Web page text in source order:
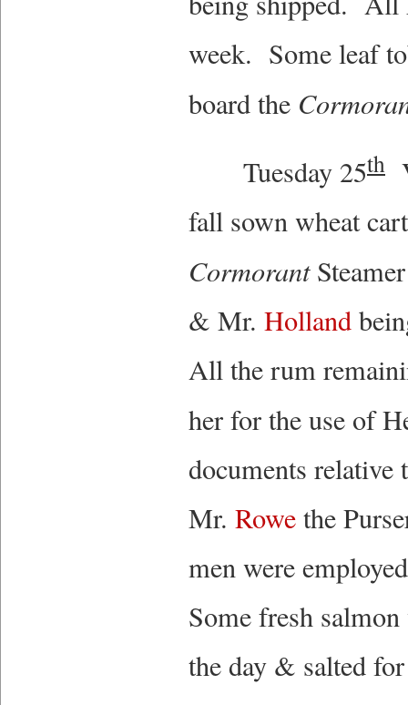
week. Some leaf
board the
Tuesday 25th
fall sown wheat
Cormorant
& Mr. Holland
All the rum
her for the use of
documents
Mr. Rowethe
men were
Some fresh
the day & salted